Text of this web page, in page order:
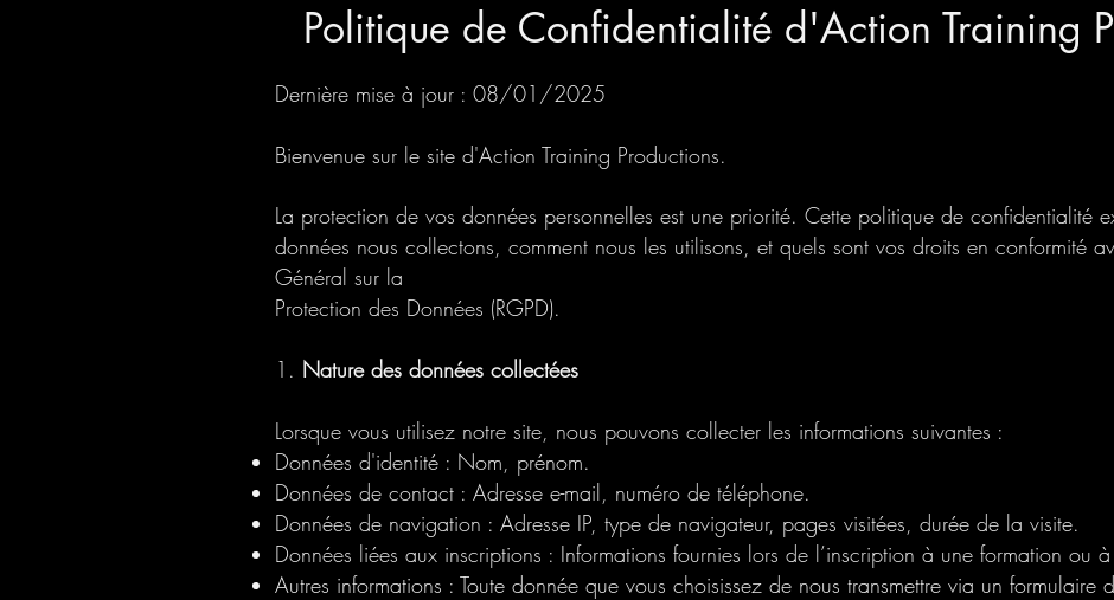
Politique de Confidentialité d'Action Training
Dernière mise à jour : 08/01/2025
Bienvenue sur le site d'Action Training Productions.
La protection de vos données personnelles est une priorité. Cette politique de confidentialité
données nous collectons, comment nous les utilisons, et quels sont vos droits en conformité
Général sur la
Protection des Données (RGPD).
1. Nature des données collectées
Lorsque vous utilisez notre site, nous pouvons collecter les informations suivantes :
Données d'identité : Nom, prénom.
Données de contact : Adresse e-mail, numéro de téléphone.
Données de navigation : Adresse IP, type de navigateur, pages visitées, durée de la visite.
Données liées aux inscriptions : Informations fournies lors de l’inscription à une formation ou
Autres informations : Toute donnée que vous choisissez de nous transmettre via un formulaire